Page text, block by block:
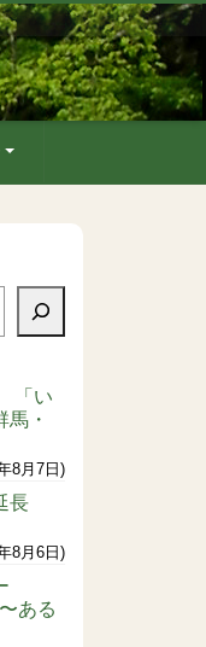
「い
・
8月7日
長
8月6日
ある